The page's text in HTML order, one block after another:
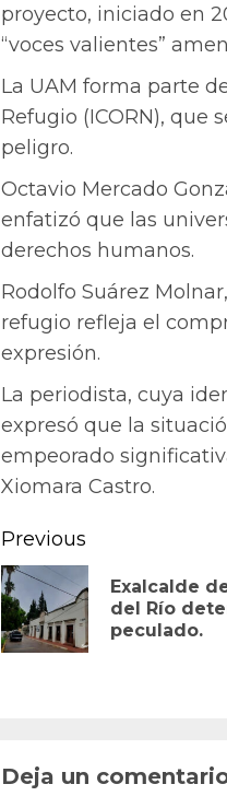
proyecto, iniciado en
“voces valientes”
La UAM forma parte
Refugio (ICORN), que
peligro.
Octavio Mercado
enfatizó que las
derechos humanos.
Rodolfo Suárez
refugio refleja el
expresión.
La periodista, cuya
expresó que la
empeorado
Xiomara Castro.
Continue
Reading
Previous
Exalcalde
del Río
peculado.
Deja un